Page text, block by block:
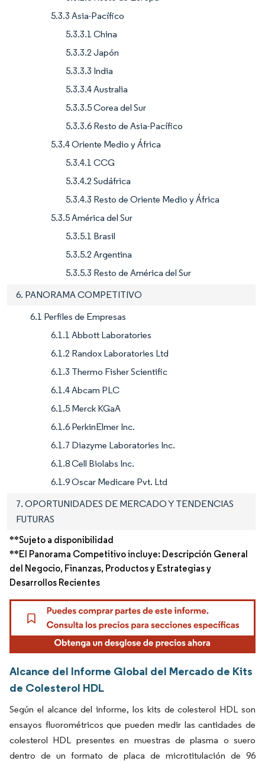
5.3.3 Asia-Pacífico
5.3.3.1 China
5.3.3.2 Japón
5.3.3.3 India
5.3.3.4 Australia
5.3.3.5 Corea del Sur
5.3.3.6 Resto de Asia-Pacífico
5.3.4 Oriente Medio y África
5.3.4.1 CCG
5.3.4.2 Sudáfrica
5.3.4.3 Resto de Oriente Medio y África
5.3.5 América del Sur
5.3.5.1 Brasil
5.3.5.2 Argentina
5.3.5.3 Resto de América del Sur
6. PANORAMA COMPETITIVO
6.1 Perfiles de Empresas
6.1.1 Abbott Laboratories
6.1.2 Randox Laboratories Ltd
6.1.3 Thermo Fisher Scientific
6.1.4 Abcam PLC
6.1.5 Merck KGaA
6.1.6 PerkinElmer Inc.
6.1.7 Diazyme Laboratories Inc.
6.1.8 Cell Biolabs Inc.
6.1.9 Oscar Medicare Pvt. Ltd
7. OPORTUNIDADES DE MERCADO Y TENDENCIAS
FUTURAS
**Sujeto a disponibilidad
**El Panorama Competitivo incluye: Descripción General
del Negocio, Finanzas, Productos y Estrategias y
Desarrollos Recientes
Alcance del Informe Global del Mercado de Kits
de Colesterol HDL
Según el alcance del informe, los kits de colesterol HDL son
ensayos fluorométricos que pueden medir las cantidades de
colesterol HDL presentes en muestras de plasma o suero
dentro de un formato de placa de microtitulación de 96